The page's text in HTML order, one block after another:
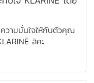
วามมั่นใจให้กับตัวคุณ
สิคะ